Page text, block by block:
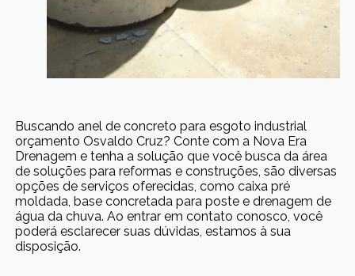
Buscando anel de concreto para esgoto industrial
orçamento Osvaldo Cruz? Conte com a Nova Era
Drenagem e tenha a solução que você busca da área
de soluções para reformas e construções, são diversas
opções de serviços oferecidas, como caixa pré
moldada, base concretada para poste e drenagem de
água da chuva. Ao entrar em contato conosco, você
poderá esclarecer suas dúvidas, estamos à sua
disposição.